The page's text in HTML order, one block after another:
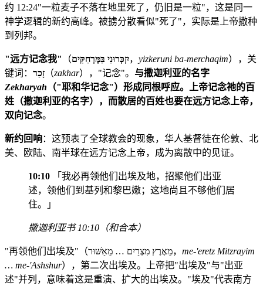
约 12:24"一粒麦子不落在地里死了，仍旧是一粒"，这是同一
神学逻辑的新约高峰。被掳分散看似"死了"，实际是上帝撒种
到列邦。
"远方记念我" （יִזְכְּרוּנִי בַּמֶּרְחַקִּים， yizkeruni ba-merchaqim），关
键词： זָכַר （zakhar），"记念"。 与撒迦利亚的名字
Zekharyah （"耶和华记念"）形成同根呼应。上帝记念祂的百
姓（撒迦利亚的名字），而散居的百姓也要在远方记念上帝，
双向记念。
新约回响：这预表了全球教会的现象，华人基督徒在伦敦、北
美、欧陆、南半球在远方记念上帝，成为离散中的见证。
10:10 「我必再领他们出埃及地，招聚他们出亚
述，领他们到基列和黎巴嫩；这地尚且不够他们居
住。」
撒迦利亚书 10:10（和合本）
"再领他们出埃及"（מֵאֶרֶץ מִצְרַיִם … מֵאַשּׁוּר， me-'eretz Mitzrayim
… me-'Ashshur），第二次出埃及。上帝把"出埃及"与"出亚
述"并列，意味着这是重演、扩大的出埃及。"埃及"代表南方